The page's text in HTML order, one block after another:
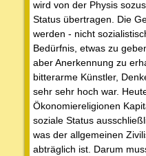
wird von der Physis
Status übertragen. Die
werden - nicht
Bedürfnis, etwas zu
aber Anerkennung zu
bitterarme Künstler,
sehr sehr hoch war.
Ökonomiereligionen
soziale Status
was der allgemeinen
abträglich ist. Darum